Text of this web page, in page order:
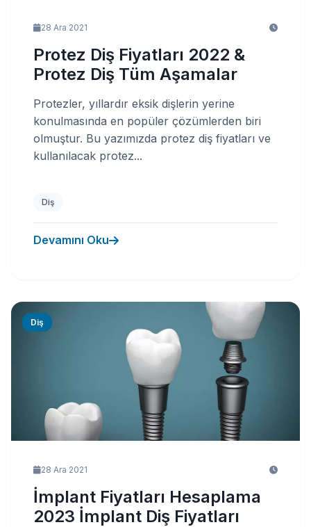
28 Ara 2021
Protez Diş Fiyatları 2022 &
Protez Diş Tüm Aşamalar
Protezler, yıllardır eksik dişlerin yerine
konulmasında en popüler çözümlerden biri
olmuştur. Bu yazımızda protez diş fiyatları ve
kullanılacak protez...
Diş
Devamını Oku
Diş
28 Ara 2021
İmplant Fiyatları Hesaplama
2023 İmplant Diş Fiyatları